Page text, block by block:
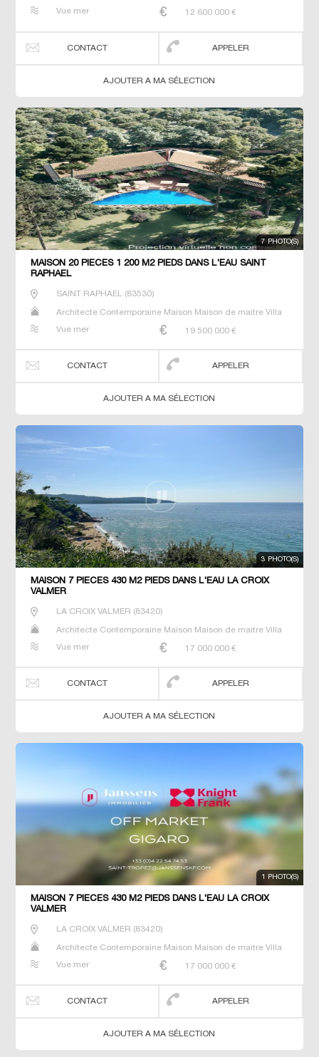
Vue mer 12 600 000 €
CONTACT APPELER
AJOUTER A MA SÉLECTION
7 PHOTO(S)
MAISON 20 PIECES 1 200 M2 PIEDS DANS L'EAU SAINT
RAPHAEL
SAINT RAPHAEL (83530)
Architecte Contemporaine Maison Maison de maitre Villa
Vue mer 19 500 000 €
CONTACT APPELER
AJOUTER A MA SÉLECTION
3 PHOTO(S)
MAISON 7 PIECES 430 M2 PIEDS DANS L'EAU LA CROIX
VALMER
LA CROIX VALMER (83420)
Architecte Contemporaine Maison Maison de maitre Villa
Vue mer 17 000 000 €
CONTACT APPELER
AJOUTER A MA SÉLECTION
1 PHOTO(S)
MAISON 7 PIECES 430 M2 PIEDS DANS L'EAU LA CROIX
VALMER
LA CROIX VALMER (83420)
Architecte Contemporaine Maison Maison de maitre Villa
Vue mer 17 000 000 €
CONTACT APPELER
AJOUTER A MA SÉLECTION